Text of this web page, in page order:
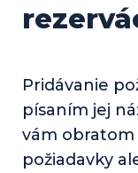
Pridávanie
písaním jej
vám
požiadavky